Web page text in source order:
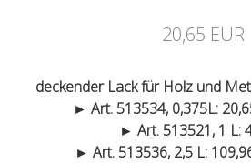
20,65 EUR
deckender Lack für Holz und
► Art. 513534, 0,375L:
► Art. 513521, 1 L:
► Art. 513536, 2,5 L: